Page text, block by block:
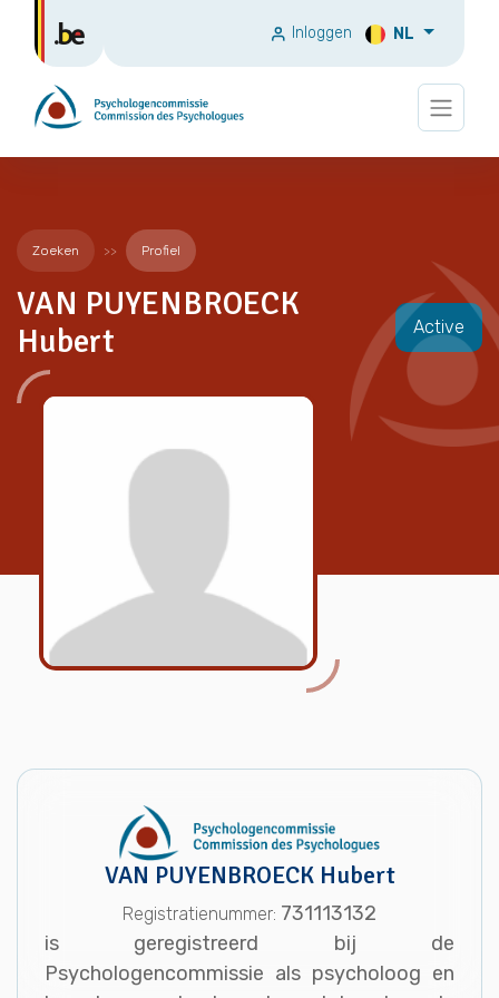
Inloggen NL
Zoeken Profiel
VAN PUYENBROECK
Hubert
Active
VAN PUYENBROECK Hubert
Registratienummer: 731113132
is geregistreerd bij de
Psychologencommissie als psycholoog en